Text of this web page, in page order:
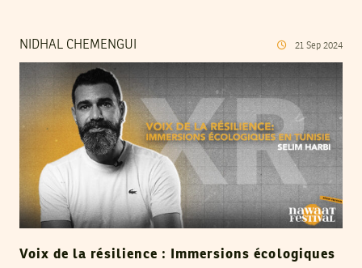
NIDHAL CHEMENGUI 21 Sep 2024
Voix de la résilience : Immersions écologiques